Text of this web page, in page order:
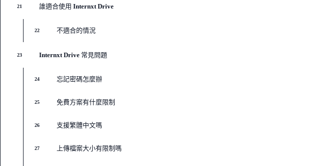
21 誰適合使用 Internxt Drive
22 不適合的情況
23 Internxt Drive 常見問題
24 忘記密碼怎麼辦
25 免費方案有什麼限制
26 支援繁體中文嗎
27 上傳檔案大小有限制嗎